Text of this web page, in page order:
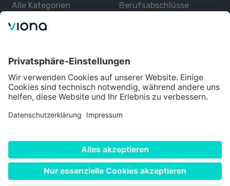
Alle Kategorien
Berufsabschlüsse
Über uns
Lernen mit Viona
Alle Partner
Partner werden
Impressum
Nutzungsbedingungen
Cookie Einstellungen